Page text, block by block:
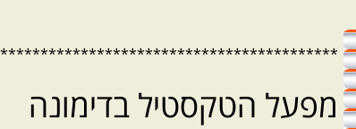
מפעל הטקסטיל בדימונה